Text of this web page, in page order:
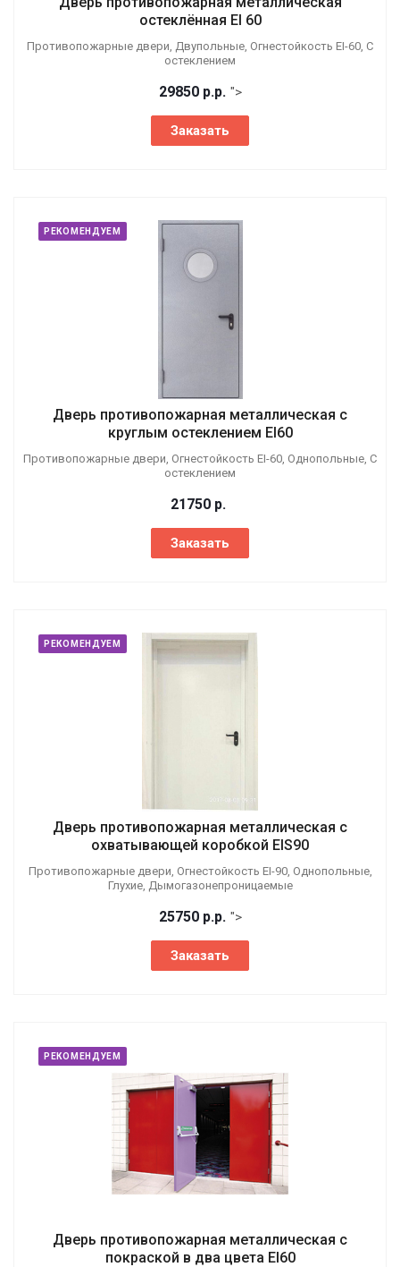
остеклённая EI 60
Противопожарные двери, Двупольные, Огнестойкость EI-60, С
остеклением
29850 р.р. ">
Заказать
РЕКОМЕНДУЕМ
Дверь противопожарная металлическая с
круглым остеклением EI60
Противопожарные двери, Огнестойкость EI-60, Однопольные, С
остеклением
21750 р.
Заказать
РЕКОМЕНДУЕМ
Дверь противопожарная металлическая с
охватывающей коробкой EIS90
Противопожарные двери, Огнестойкость EI-90, Однопольные,
Глухие, Дымогазонепроницаемые
25750 р.р. ">
Заказать
РЕКОМЕНДУЕМ
Дверь противопожарная металлическая с
покраской в два цвета EI60